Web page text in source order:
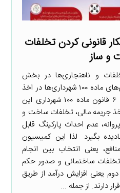
راهکار قانونی کردن تخلفات
و ساز
و ناهنجاری‌ها در بخش
شهرسازی، اختیارات کمیسیون‌های ماده ۱۰۰ شهرداری‌ها در اخذ
جریمه است؛ تبصره‌های ۲ تا ۶ قانون ماده ۱۰۰ شهرداری این
جریمه مالی، تخلفات ساخت و
عدم احداث پارکینگ قابل
بگیرد. لذا این کمیسیون
یعنی انتخاب بین انجام
ساختمانی و صدور حکم
یعنی افزایش درآمد از طریق
دارند. از جمله ...